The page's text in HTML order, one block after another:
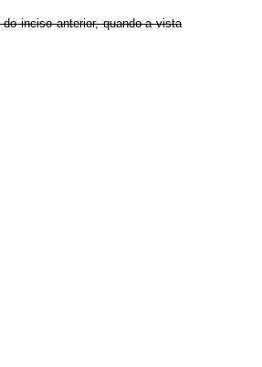
inciso anterior, quando a vista